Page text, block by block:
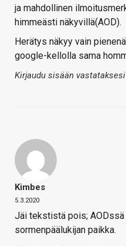
ja mahdollinen
himmeästi näkyvillä(AOD).
Herätys näkyy vain
google-kellolla sama
Kirjaudu sisään vastataksesi
Kimbes
5.3.2020
Jäi tekstistä pois;
sormenpäälukijan paikka.